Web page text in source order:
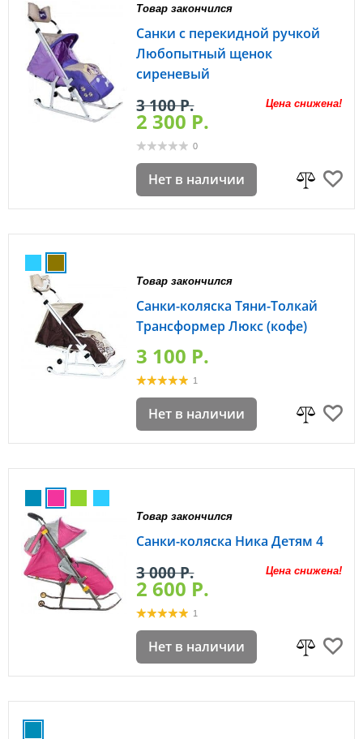
Товар закончился
Санки с перекидной ручкой
Любопытный щенок
сиреневый
Цена снижена!
3 100 P.
2 300 P.
0
Нет в наличии
Товар закончился
Санки-коляска Тяни-Толкай
Трансформер Люкс (кофе)
3 100 P.
1
Нет в наличии
Товар закончился
Санки-коляска Ника Детям 4
Цена снижена!
3 000 P.
2 600 P.
1
Нет в наличии